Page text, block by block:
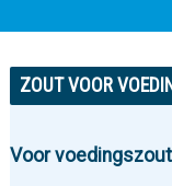
ZOUT VOOR
Voor